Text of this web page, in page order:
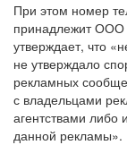
При этом номер
принадлежит ООО
утверждает, что
не утверждало
рекламных
с владельцами
агентствами
данной рекламы».